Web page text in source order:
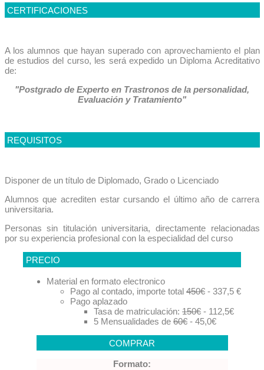
CERTIFICACIONES
A los alumnos que hayan superado con aprovechamiento el plan
de estudios del curso, les será expedido un Diploma Acreditativo
de:
"Postgrado de Experto en Trastronos de la personalidad,
Evaluación y Tratamiento"
REQUISITOS
Disponer de un título de Diplomado, Grado o Licenciado
Alumnos que acrediten estar cursando el último año de carrera
universitaria.
Personas sin titulación universitaria, directamente relacionadas
por su experiencia profesional con la especialidad del curso
PRECIO
Material en formato electronico
Pago al contado, importe total 450€ - 337,5 €
Pago aplazado
Tasa de matriculación: 150€ - 112,5€
5 Mensualidades de 60€ - 45,0€
COMPRAR
Formato: